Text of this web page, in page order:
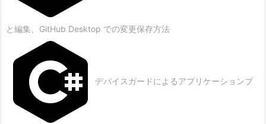
と編集、GitHub Desktop での変更保存方法
デバイスガードによるアプリケーションブ